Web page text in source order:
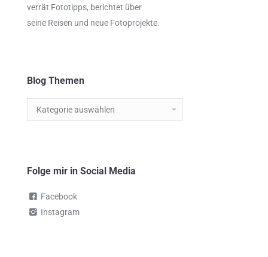
verrät Fototipps, berichtet über
seine Reisen und neue Fotoprojekte.
Blog Themen
Blog
Themen
Folge mir in Social Media
Facebook
Instagram